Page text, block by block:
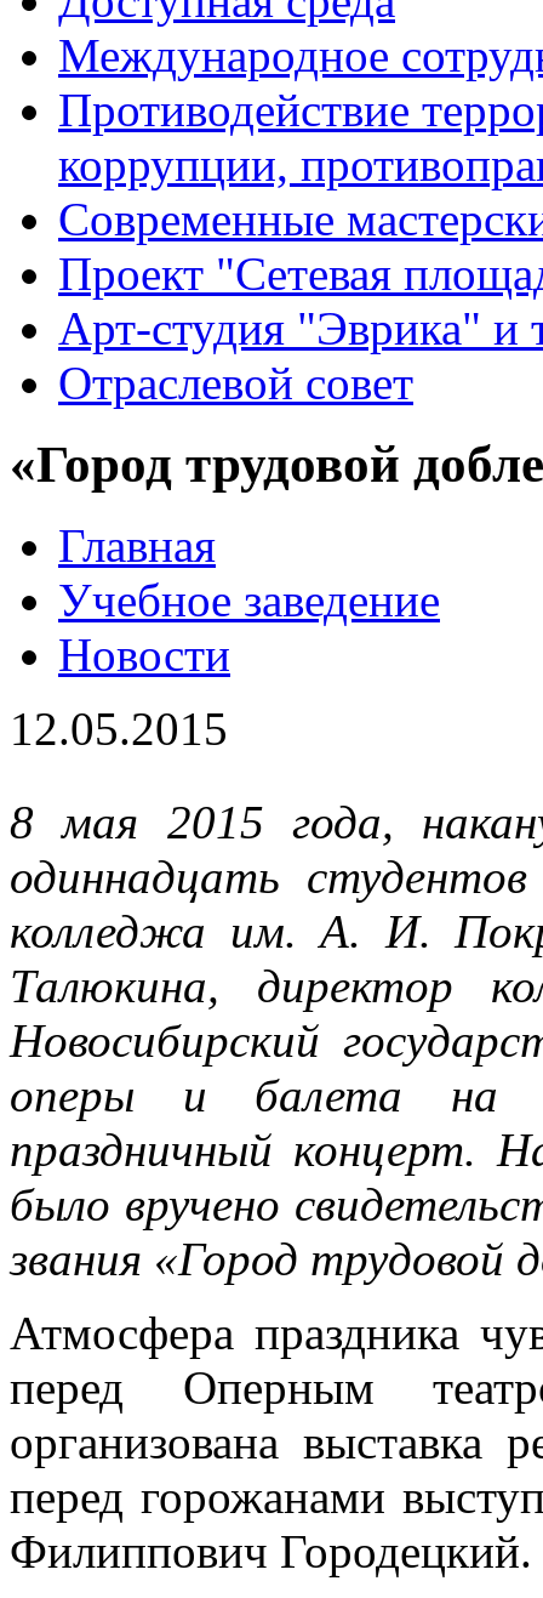
Международное
Противодействие
коррупции,
Современные
Проект "Сетевая
Арт-студия "Эврика" и
Отраслевой совет
«Город трудовой
Главная
Учебное заведение
Новости
12.05.2015
8 мая 2015 года,
одиннадцать студентов
колледжа им. А. И.
Талюкина, директор
Новосибирский
оперы и балета на
праздничный концерт.
было вручено
звания «Город трудовой
Атмосфера праздника
перед Оперным
организована выставка
перед горожанами
Филиппович Городецкий.